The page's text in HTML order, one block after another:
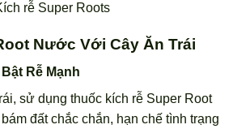
rễ Super Roots
Nước Với Cây Ăn Trái
Rễ Mạnh
sử dụng thuốc kích rễ Super Root
đất chắc chắn, hạn chế tình trạng